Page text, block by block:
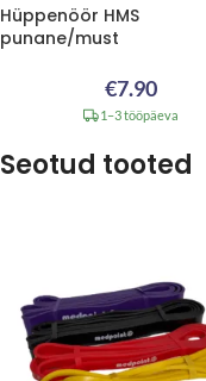
Hüppenöör HMS
punane/must
€7.90
1–3 tööpäeva
Seotud tooted